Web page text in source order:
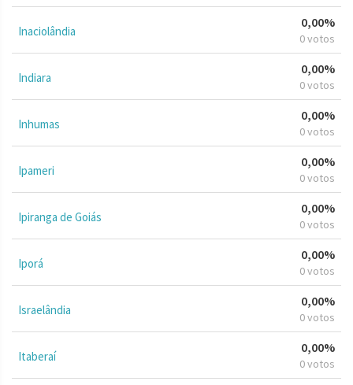
Inaciolândia
0,00%
0 votos
Indiara
0,00%
0 votos
Inhumas
0,00%
0 votos
Ipameri
0,00%
0 votos
Ipiranga de Goiás
0,00%
0 votos
Iporá
0,00%
0 votos
Israelândia
0,00%
0 votos
Itaberaí
0,00%
0 votos